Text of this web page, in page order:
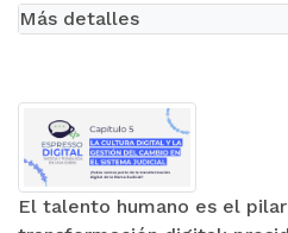
El talento humano es el
Más detalles